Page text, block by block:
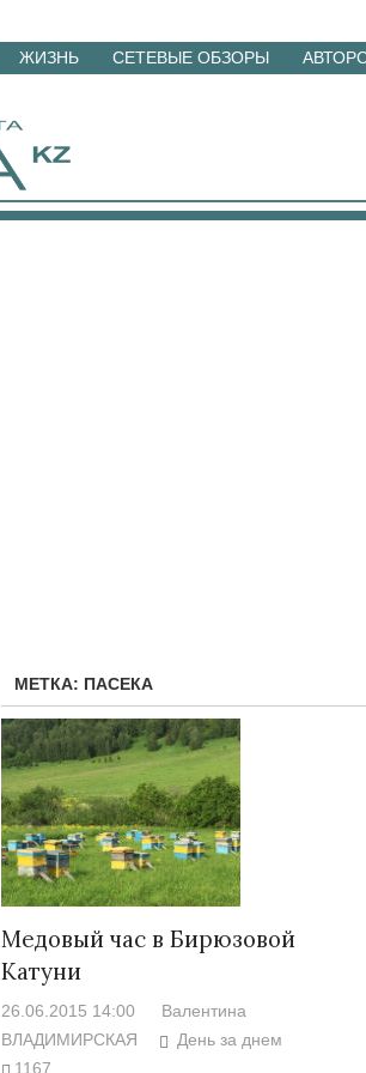
ЖИЗНЬ СЕТЕВЫЕ ОБЗОРЫ
МЕТКА: ПАСЕКА
Медовый час в Бирюзовой
Катуни
26.06.2015 14:00
Валентина
ВЛАДИМИРСКАЯ
День за днем
1167
17.10.2024